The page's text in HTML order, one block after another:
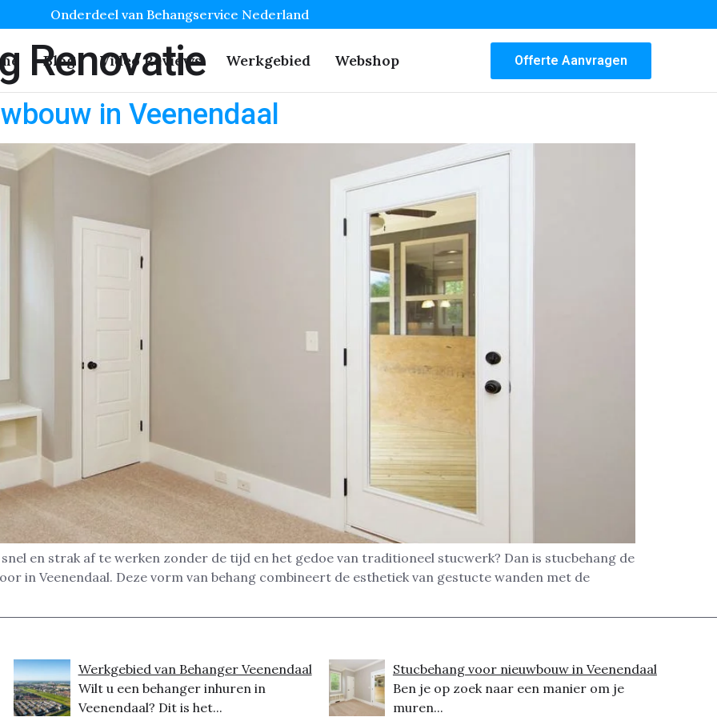
Onderdeel van Behangservice Nederland
Blog Video Reviews Werkgebied Webshop Offerte Aanvragen
Renovatie
in Veenendaal
en strak af te werken zonder de tijd en het gedoe van traditioneel stucwerk? Dan is stucbehang de
in Veenendaal. Deze vorm van behang combineert de esthetiek van gestucte wanden met de
Werkgebied van Behanger Veenendaal
Wilt u een behanger inhuren in
Veenendaal? Dit is het...
Stucbehang voor nieuwbouw in Veenendaal
Ben je op zoek naar een manier om je
muren...